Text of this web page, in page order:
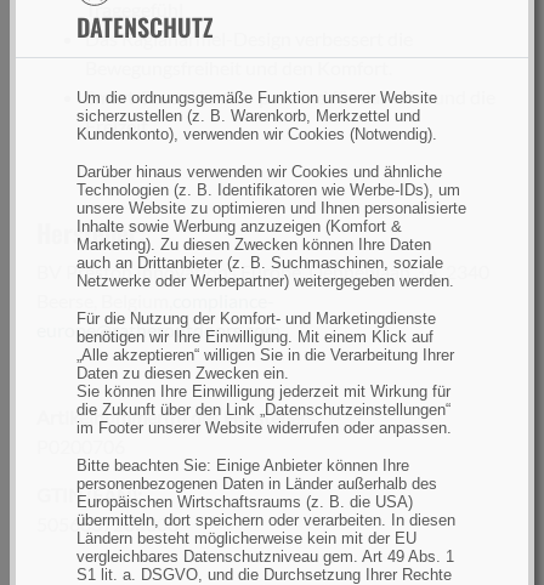
DATENSCHUTZ
Um die ordnungsgemäße Funktion unserer Website
sicherzustellen (z. B. Warenkorb, Merkzettel und
Kundenkonto), verwenden wir Cookies (Notwendig).
Darüber hinaus verwenden wir Cookies und ähnliche
Technologien (z. B. Identifikatoren wie Werbe-IDs), um
unsere Website zu optimieren und Ihnen personalisierte
Inhalte sowie Werbung anzuzeigen (Komfort &
Marketing). Zu diesen Zwecken können Ihre Daten
auch an Drittanbieter (z. B. Suchmaschinen, soziale
Netzwerke oder Werbepartner) weitergegeben werden.
Für die Nutzung der Komfort- und Marketingdienste
benötigen wir Ihre Einwilligung. Mit einem Klick auf
„Alle akzeptieren“ willigen Sie in die Verarbeitung Ihrer
Daten zu diesen Zwecken ein.
Sie können Ihre Einwilligung jederzeit mit Wirkung für
die Zukunft über den Link „Datenschutzeinstellungen“
im Footer unserer Website widerrufen oder anpassen.
Bitte beachten Sie: Einige Anbieter können Ihre
personenbezogenen Daten in Länder außerhalb des
Europäischen Wirtschaftsraums (z. B. die USA)
übermitteln, dort speichern oder verarbeiten. In diesen
Ländern besteht möglicherweise kein mit der EU
vergleichbares Datenschutzniveau gem. Art 49 Abs. 1
S1 lit. a. DSGVO, und die Durchsetzung Ihrer Rechte
Tragegefühl
Das Raglanärmel-Design verbessert die
Smart Casual Look – passend für das Ufer und die
Freizeit
Hersteller:
BV Preston Innovations Europe, Dennenlaan 3A, 2340
europe@ratheroutdoors.com
Artikelnummer(n) des Herstellers
GTIN (EAN):
5056837208008